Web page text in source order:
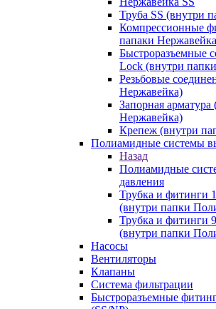
Труба SS (внутри
Компрессионные
папаки
Быстроразъемные
Lock (внутри
Резьбовые
Нержавейка)
Запорная
Нержавейка)
Крепеж (внутри
Полиамидные системы
Назад
Полиамидные
давления
Трубка и фитинги
(внутри папки
Трубка и фитинги
(внутри папки
Насосы
Вентиляторы
Клапаны
Система фильтрации
Быстроразъемные